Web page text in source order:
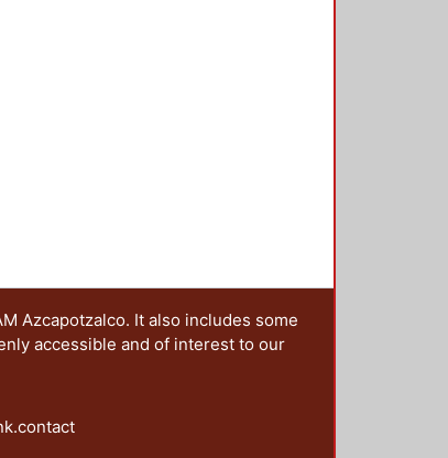
territoriales; en tercer
de la protesta del
significativas.
Azcapotzalco. It also includes some
accessible and of interest to our